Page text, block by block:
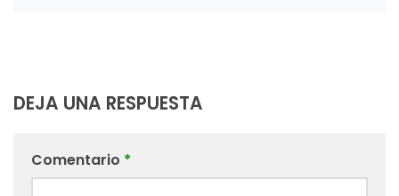
DEJA UNA RESPUESTA
Comentario *